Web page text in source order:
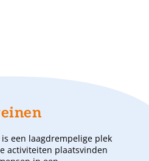
een laagdrempelige plek
activiteiten plaatsvinden